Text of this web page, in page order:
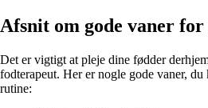
Afsnit om gode vaner
Det er vigtigt at pleje dine fødder
fodterapeut. Her er nogle gode vaner,
rutine: